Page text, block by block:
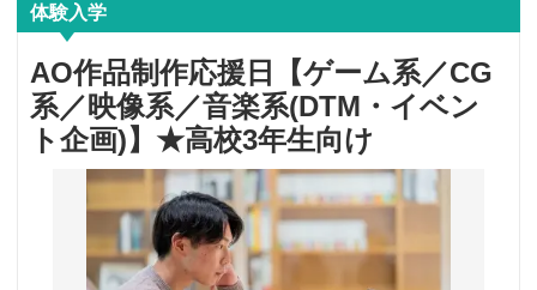
体験入学
AO作品制作応援日【ゲーム系／CG
系／映像系／音楽系(DTM・イベン
ト企画)】★高校3年生向け